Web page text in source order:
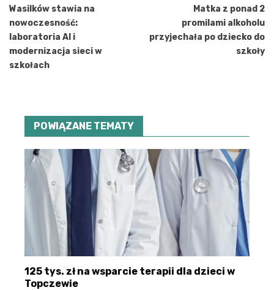
wpisu
Wasilków stawia na
nowoczesność:
laboratoria AI i
modernizacja sieci w
szkołach
Matka z ponad 2
promilami alkoholu
przyjechała po dziecko do
szkoły
POWIĄZANE TEMATY
125 tys. zł na wsparcie terapii dla dzieci w
Topczewie